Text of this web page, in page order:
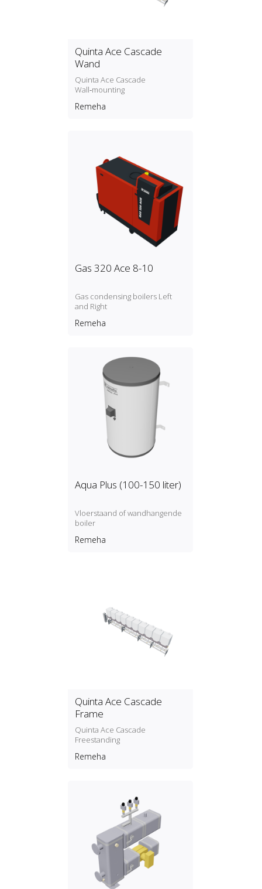
Quinta Ace Cascade
Wand
Quinta Ace Cascade
Wall‑mounting
Remeha
Gas 320 Ace 8-10
Gas condensing boilers Left
and Right
Remeha
Aqua Plus (100-150 liter)
Vloerstaand of wandhangende
boiler
Remeha
Quinta Ace Cascade
Frame
Quinta Ace Cascade
Freestanding
Remeha